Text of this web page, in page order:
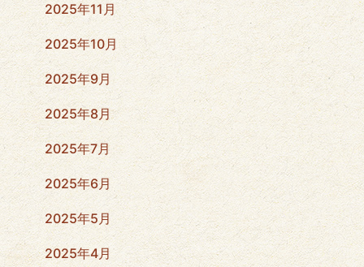
2025年11月
2025年10月
2025年9月
2025年8月
2025年7月
2025年6月
2025年5月
2025年4月